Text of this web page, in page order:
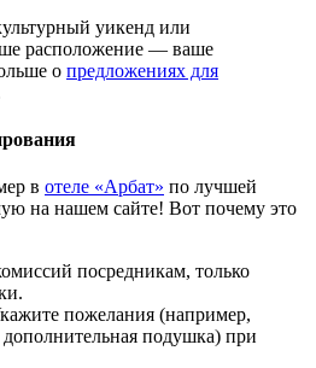
уикенд или
расположение — ваше
о предложениях для
в отеле «Арбат» по лучшей
на нашем сайте! Вот почему это
посредникам, только
пожелания (например,
подушка) при